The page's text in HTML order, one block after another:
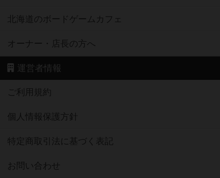
北海道のボードゲームカフェ
オーナー・店長の方へ
運営者情報
ご利用規約
個人情報保護方針
特定商取引法に基づく表記
お問い合わせ